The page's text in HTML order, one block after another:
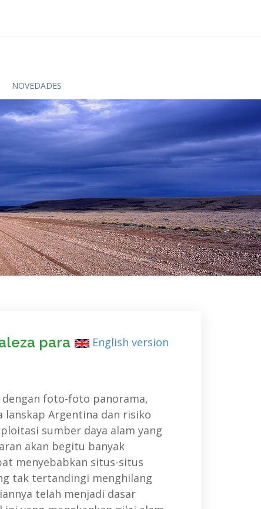
NOVEDADES
English version
para
foto-foto panorama,
Argentina dan risiko
sumber daya alam yang
akan begitu banyak
menyebabkan situs-situs
tak tertandingi menghilang
telah menjadi dasar